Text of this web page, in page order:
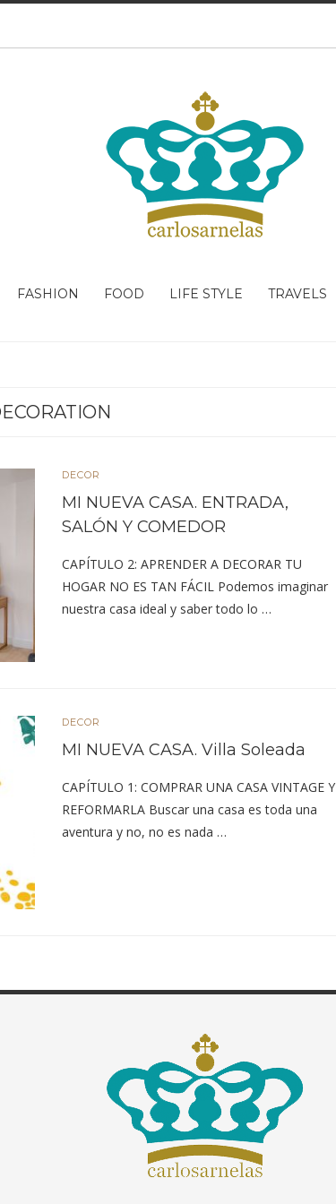
FASHION FOOD LIFE STYLE TRAVELS
DECOR
MI NUEVA CASA. ENTRADA,
SALÓN Y COMEDOR
CAPÍTULO 2: APRENDER A DECORAR TU
HOGAR NO ES TAN FÁCIL Podemos imaginar
nuestra casa ideal y saber todo lo …
DECOR
MI NUEVA CASA. Villa Soleada
CAPÍTULO 1: COMPRAR UNA CASA VINTAGE Y
REFORMARLA Buscar una casa es toda una
aventura y no, no es nada …